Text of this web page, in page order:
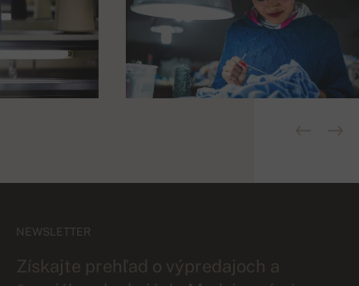
NEWSLETTER
Získajte prehľad o výpredajoch a